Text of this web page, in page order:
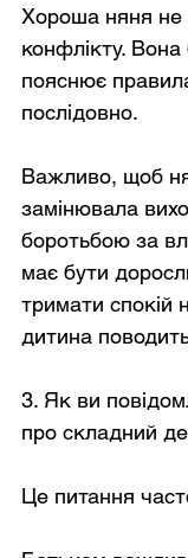
Хороша няня не
конфлікту. Вона
пояснює
послідовно.
Важливо, щоб
замінювала
боротьбою за
має бути
тримати спокій
дитина
3. Як ви
про складний
Це питання